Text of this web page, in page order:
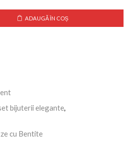
ADAUGĂ ÎN COȘ
bijuterii elegante
cu Bentite